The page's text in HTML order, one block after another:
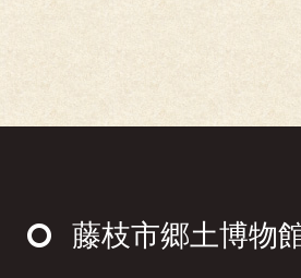
藤枝市郷土博物